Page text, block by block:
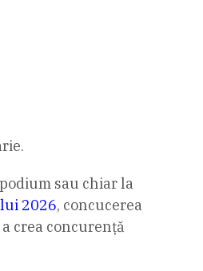
sau chiar la
2026, concucerea
crea concurență